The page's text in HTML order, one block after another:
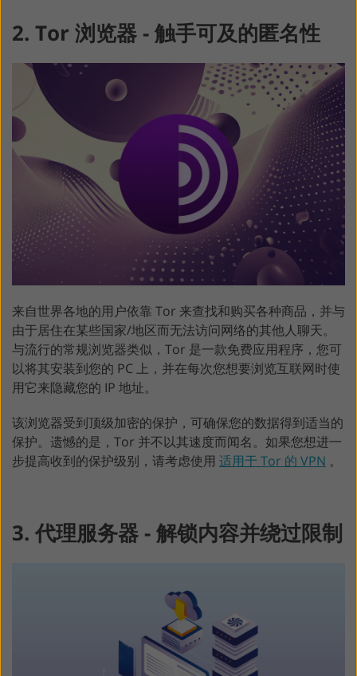
2. Tor 浏览器 - 触手可及的匿名性
来自世界各地的用户依靠 Tor 来查找和购买各种商品，并与
由于居住在某些国家/地区而无法访问网络的其他人聊天。
与流行的常规浏览器类似，Tor 是一款免费应用程序，您可
以将其安装到您的 PC 上，并在每次您想要浏览互联网时使
用它来隐藏您的 IP 地址。
该浏览器受到顶级加密的保护，可确保您的数据得到适当的
保护。遗憾的是，Tor 并不以其速度而闻名。如果您想进一
步提高收到的保护级别，请考虑使用 适用于 Tor 的 VPN 。
3. 代理服务器 - 解锁内容并绕过限制